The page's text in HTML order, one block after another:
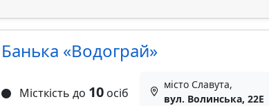
Банька «Водограй»
Місткість до 10осіб
місто Славута,
вул. Волинська, 22Е